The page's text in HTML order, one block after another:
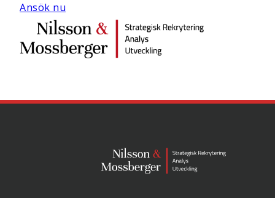
Ansök nu